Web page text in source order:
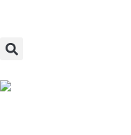
content